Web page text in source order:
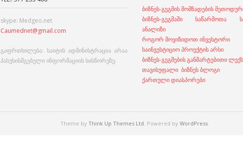
skype: Medgeo.net
Caumednet@gmail.com
გაფრთხილება: საიტის ადმინისტრაცია არაა
პასუხისმგებელი ინფორმაციის სისწორეზე.
ბიზნეს-გეგმის მომზადების
ბიზნეს-გეგმაში საწარმოთა
ანალიზი
როგორ მოვიზიდოთ ინვესტორი
საინვესტიციო პროექტის არსი
ბიზნეს-გეგმების განმარტებითი
თავისუფალი ბიზნეს ბლოგი
ქართული დიასპორები
Theme by Think Up Themes Ltd. Powered by WordPress.